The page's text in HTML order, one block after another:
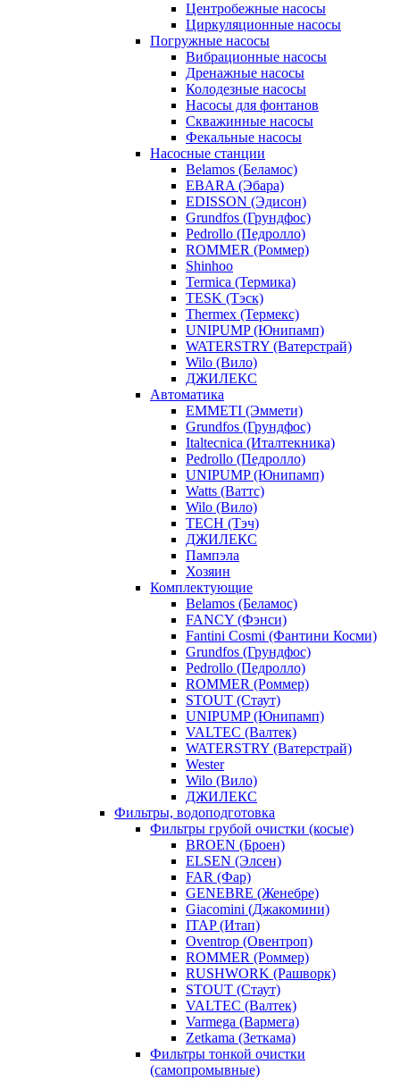
Центробежные насосы
Циркуляционные насосы
Погружные насосы
Вибрационные насосы
Дренажные насосы
Колодезные насосы
Насосы для фонтанов
Скважинные насосы
Фекальные насосы
Насосные станции
Belamos (Беламос)
EBARA (Эбара)
EDISSON (Эдисон)
Grundfos (Грундфос)
Pedrollo (Педролло)
ROMMER (Роммер)
Shinhoo
Termica (Термика)
TESK (Тэск)
Thermex (Термекс)
UNIPUMP (Юнипамп)
WATERSTRY (Ватерстрай)
Wilo (Вило)
ДЖИЛЕКС
Автоматика
EMMETI (Эммети)
Grundfos (Грундфос)
Italtecnica (Италтекника)
Pedrollo (Педролло)
UNIPUMP (Юнипамп)
Watts (Ваттс)
Wilo (Вило)
TECH (Тэч)
ДЖИЛЕКС
Пампэла
Хозяин
Комплектующие
Belamos (Беламос)
FANCY (Фэнси)
Fantini Cosmi (Фантини Косми)
Grundfos (Грундфос)
Pedrollo (Педролло)
ROMMER (Роммер)
STOUT (Стаут)
UNIPUMP (Юнипамп)
VALTEC (Валтек)
WATERSTRY (Ватерстрай)
Wester
Wilo (Вило)
ДЖИЛЕКС
Фильтры, водоподготовка
Фильтры грубой очистки (косые)
BROEN (Броен)
ELSEN (Элсен)
FAR (Фар)
GENEBRE (Женебре)
Giacomini (Джакомини)
ITAP (Итап)
Oventrop (Овентроп)
ROMMER (Роммер)
RUSHWORK (Рашворк)
STOUT (Стаут)
VALTEC (Валтек)
Varmega (Вармега)
Zetkama (Зеткама)
Фильтры тонкой очистки
(самопромывные)